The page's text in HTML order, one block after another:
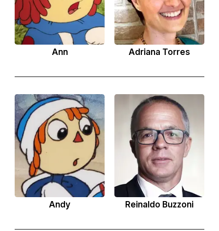
Ann Adriana Torres
Andy Reinaldo Buzzoni